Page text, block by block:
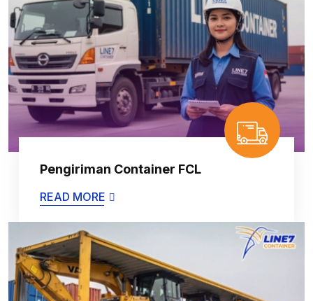
Pengiriman Container FCL
READ MORE